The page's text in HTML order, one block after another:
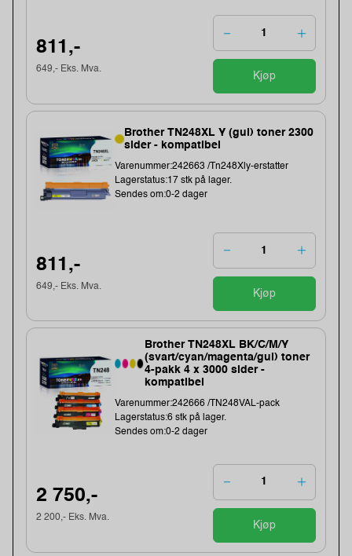
811,-
649,- Eks. Mva.
Kjøp
Brother TN248XL Y (gul) toner 2300
sider - kompatibel
Varenummer:242663 /Tn248Xly-erstatter
Lagerstatus:17 stk på lager.
Sendes om:0-2 dager
811,-
649,- Eks. Mva.
Kjøp
Brother TN248XL BK/C/M/Y
(svart/cyan/magenta/gul) toner
4-pakk 4 x 3000 sider -
kompatibel
Varenummer:242666 /TN248VAL-pack
Lagerstatus:6 stk på lager.
Sendes om:0-2 dager
2 750,-
2 200,- Eks. Mva.
Kjøp